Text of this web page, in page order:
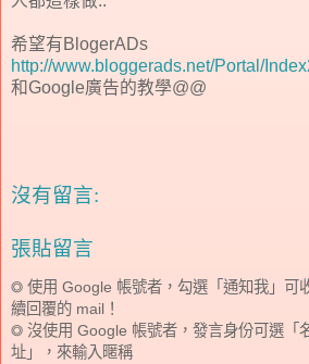
希望有BlogerADs
http://www.bloggerads.net/Portal/
和Google廣告的教學@@
沒有留言:
張貼留言
◎ 使用 Google 帳號者，勾選「通知我」可
續回覆的 mail！
◎ 沒使用 Google 帳號者，發言身份可選「
址」，來輸入暱稱